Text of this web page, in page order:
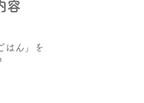
容
はん」を